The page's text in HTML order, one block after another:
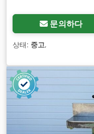
문의하다
상태: 중고,